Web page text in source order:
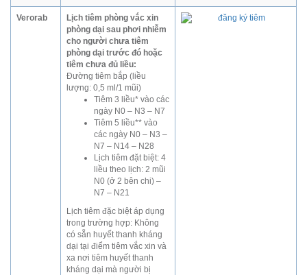
Verorab
Lịch tiêm phòng vắc xin
phòng dại sau phơi nhiễm
cho người chưa tiêm
phòng dại trước đó hoặc
tiêm chưa đủ liều:
Đường tiêm bắp (liều
lượng: 0,5 ml/1 mũi)
Tiêm 3 liều* vào các
ngày N0 – N3 – N7
Tiêm 5 liều** vào
các ngày N0 – N3 –
N7 – N14 – N28
Lịch tiêm đặt biệt: 4
liều theo lịch: 2 mũi
N0 (ở 2 bên chi) –
N7 – N21
Lịch tiêm đặc biệt áp dụng
trong trường hợp: Không
có sẵn huyết thanh kháng
dại tại điểm tiêm vắc xin và
xa nơi tiêm huyết thanh
kháng dại mà người bị